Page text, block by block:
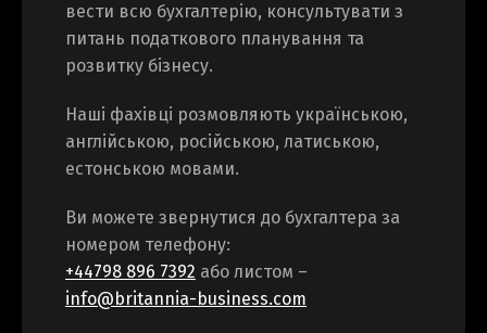
вести всю бухгалтерію, консультувати з
питань податкового планування та
розвитку бізнесу.
Наші фахівці розмовляють українською,
англійською, російською, латиською,
естонською мовами.
Ви можете звернутися до бухгалтера за
номером телефону:
+44798 896 7392 або листом –
info@britannia-business.com
Switch The Language
Русский
Українська